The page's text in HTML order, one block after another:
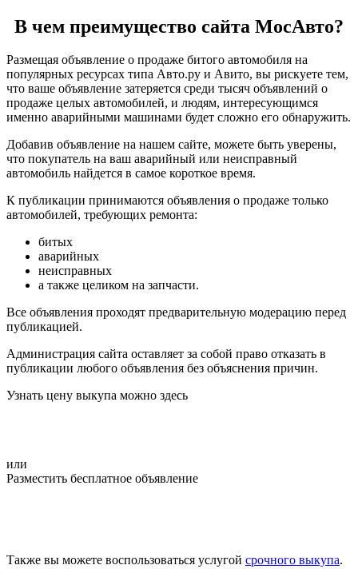
В чем преимущество сайта МосАвто?
Размещая объявление о продаже битого автомобиля на
популярных ресурсах типа Авто.ру и Авито, вы рискуете тем,
что ваше объявление затеряется среди тысяч объявлений о
продаже целых автомобилей, и людям, интересующимся
именно аварийными машинами будет сложно его обнаружить.
Добавив объявление на нашем сайте, можете быть уверены,
что покупатель на ваш аварийный или неисправный
автомобиль найдется в самое короткое время.
К публикации принимаются объявления о продаже только
автомобилей, требующих ремонта:
битых
аварийных
неисправных
а также целиком на запчасти.
Все объявления проходят предварительную модерацию перед
публикацией.
Администрация сайта оставляет за собой право отказать в
публикации любого объявления без объяснения причин.
Узнать цену выкупа можно здесь
или
Разместить бесплатное объявление
Также вы можете воспользоваться услугой срочного выкупа.